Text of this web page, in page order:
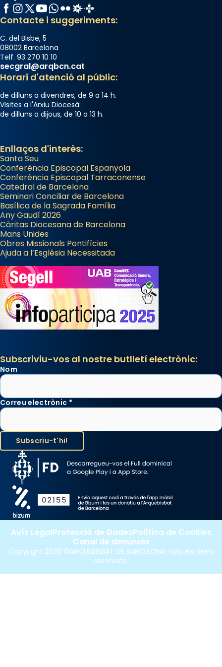
Facebook
Instagram
X / Twitter
YouTube
WhatsApp
FlickrRadio Estel
Catalunya Cristiana
Contacte i suggeriments:
C. del Bisbe, 5
08002 Barcelona
Telf. 93 270 10 10
secgral@arqbcn.cat
Horari d'atenció al públic:
de dilluns a divendres, de 9 a 14 h.
Visites a l'Arxiu Diocesà:
de dilluns a dijous, de 10 a 13 h.
Enllaços d'interès:
Santa Seu
Conferència Episcopal Espanyola
Conferència Episcopal Tarraconense
Catedral de Barcelona
Seminari Conciliar de Barcelona
Basílica de la Sagrada Família
Any Gaudí 2026
Càritas Diocesana de Barcelona
Mans Unides
Obres Missionals Pontifícies
Ajuda a l’Església Necessitada
Subscriviu-vos al nostre butlletí electrònic:
Nom
Correu electrònic *
Copyright 2026 ©ARQUEBISBAT DE BARCELONA, tots els drets
reservats.
Avís LegalProtecció de DadesPolítica de Cookies
Canal de denúncia